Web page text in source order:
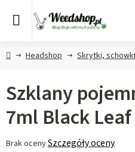
HomeHeadshop Skrytki,
Szklany
7ml Black Leaf
Średnia
Brak ocenySzczegóły oceny